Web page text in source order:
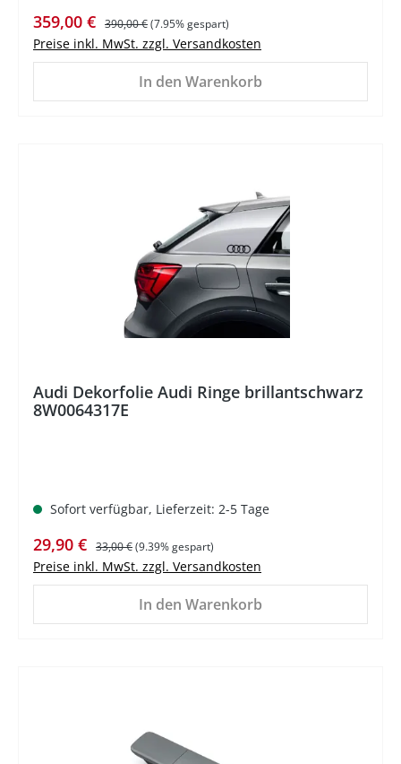
Verkaufspreis:
359,00 € Regulärer Preis:
390,00 €(7.95% gespart)
Preise inkl. MwSt. zzgl. Versandkosten
In den Warenkorb
Audi Dekorfolie Audi Ringe brillantschwarz
8W0064317E
Sofort verfügbar, Lieferzeit: 2-5 Tage
Verkaufspreis:
29,90 € Regulärer Preis:
33,00 €(9.39% gespart)
Preise inkl. MwSt. zzgl. Versandkosten
In den Warenkorb